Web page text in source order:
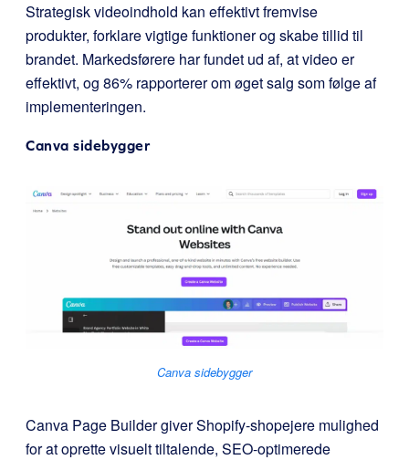
Strategisk videoindhold kan effektivt fremvise
produkter, forklare vigtige funktioner og skabe tillid til
brandet. Markedsførere har fundet ud af, at video er
effektivt, og 86% rapporterer om øget salg som følge af
implementeringen.
Canva sidebygger
Canva sidebygger
Canva Page Builder giver Shopify-shopejere mulighed
for at oprette visuelt tiltalende, SEO-optimerede